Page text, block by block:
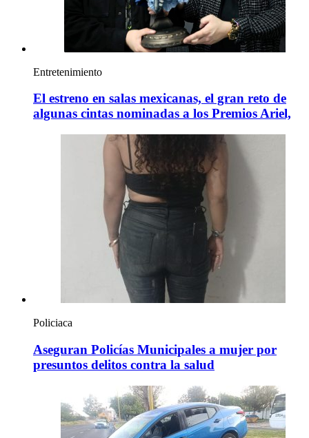
Entretenimiento
El estreno en salas mexicanas, el gran reto de
algunas cintas nominadas a los Premios Ariel,
Policiaca
Aseguran Policías Municipales a mujer por
presuntos delitos contra la salud